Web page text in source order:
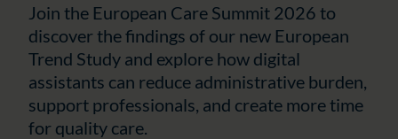
Join the European Care Summit 2026 to
discover the findings of our new European
Trend Study and explore how digital
assistants can reduce administrative burden,
support professionals, and create more time
for quality care.